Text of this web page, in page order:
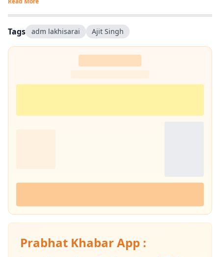
Tags adm lakhisarai Ajit Singh
Prabhat Khabar App :